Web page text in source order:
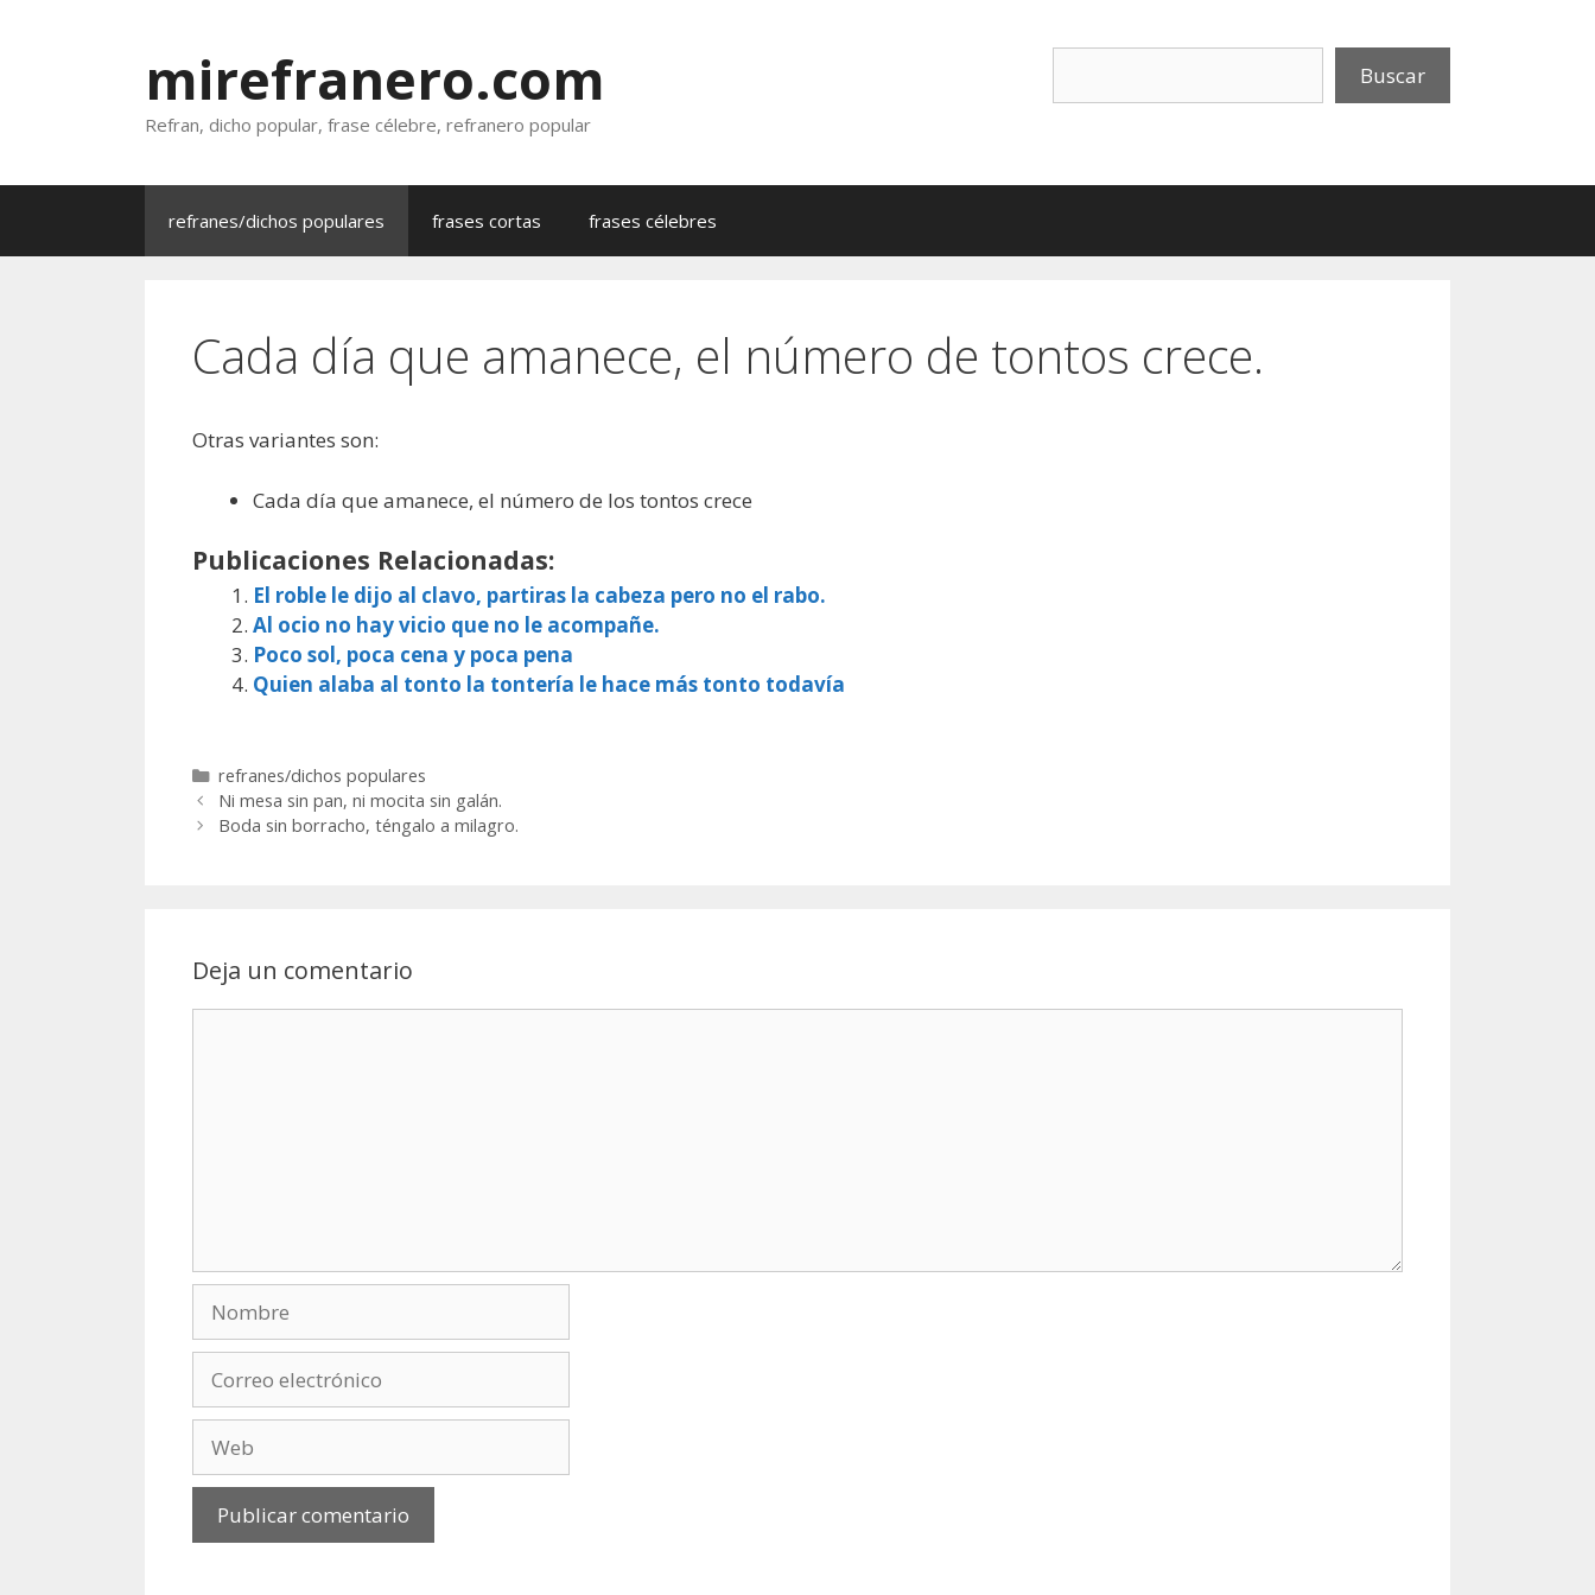
Buscar
mirefranero.com
Refran, dicho popular, frase célebre, refranero popular
refranes/dichos populares frases cortas frases célebres
Cada día que amanece, el número de tontos crece.
Otras variantes son:
Cada día que amanece, el número de los tontos crece
Publicaciones Relacionadas:
El roble le dijo al clavo, partiras la cabeza pero no el rabo.
Al ocio no hay vicio que no le acompañe.
Poco sol, poca cena y poca pena
Quien alaba al tonto la tontería le hace más tonto todavía
Categorías
refranes/dichos populares
Ni mesa sin pan, ni mocita sin galán.
Boda sin borracho, téngalo a milagro.
Deja un comentario
electrónico